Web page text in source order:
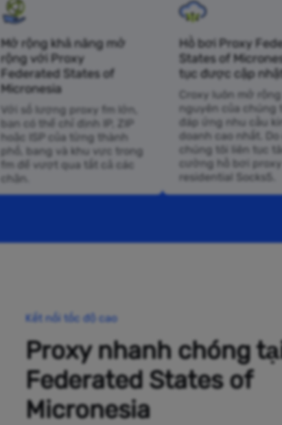
Mở rộng khả năng mở
rộng với Proxy
Federated States of
Micronesia
Với số lượng proxy fm lớn,
bạn có thể chỉ định IP, ZIP
hoặc ISP của từng thành
phố, bang và khu vực trong
fm để vượt qua tất cả các
chặn.
Hồ bơi Proxy
States of
tục được cập
Croxy luôn mở
nguyên của chúng
đáp ứng nhu cầu
doanh cao nhất. Do
chúng tôi liên tục
cường hồ bơi proxy
residential Socks5.
Kết nối tốc độ cao
Proxy nhanh chóng
Federated States of
Micronesia